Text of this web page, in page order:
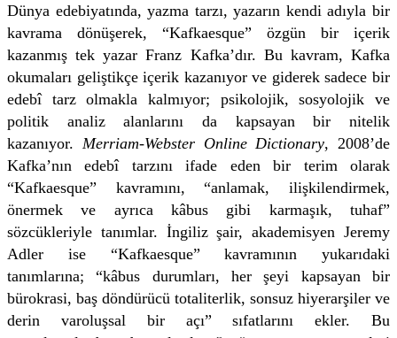
Dünya edebiyatında, yazma tarzı, yazarın kendi adıyla bir
kavrama dönüşerek, “Kafkaesque” özgün bir içerik
kazanmış tek yazar Franz Kafka’dır. Bu kavram, Kafka
okumaları geliştikçe içerik kazanıyor ve giderek sadece bir
edebî tarz olmakla kalmıyor; psikolojik, sosyolojik ve
politik analiz alanlarını da kapsayan bir nitelik
kazanıyor. Merriam-Webster Online Dictionary, 2008’de
Kafka’nın edebî tarzını ifade eden bir terim olarak
“Kafkaesque” kavramını, “anlamak, ilişkilendirmek,
önermek ve ayrıca kâbus gibi karmaşık, tuhaf”
sözcükleriyle tanımlar. İngiliz şair, akademisyen Jeremy
Adler ise “Kafkaesque” kavramının yukarıdaki
tanımlarına; “kâbus durumları, her şeyi kapsayan bir
bürokrasi, baş döndürücü totaliterlik, sonsuz hiyerarşiler ve
derin varoluşsal bir açı” sıfatlarını ekler. Bu